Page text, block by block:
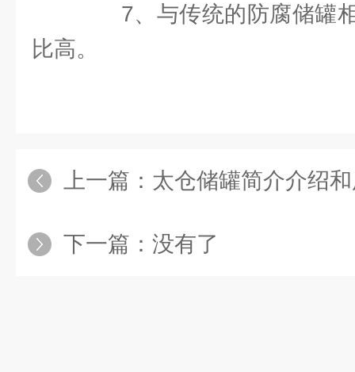
7、与传统的防腐储罐相
比高。
上一篇： 太仓储罐简介介绍
下一篇：没有了